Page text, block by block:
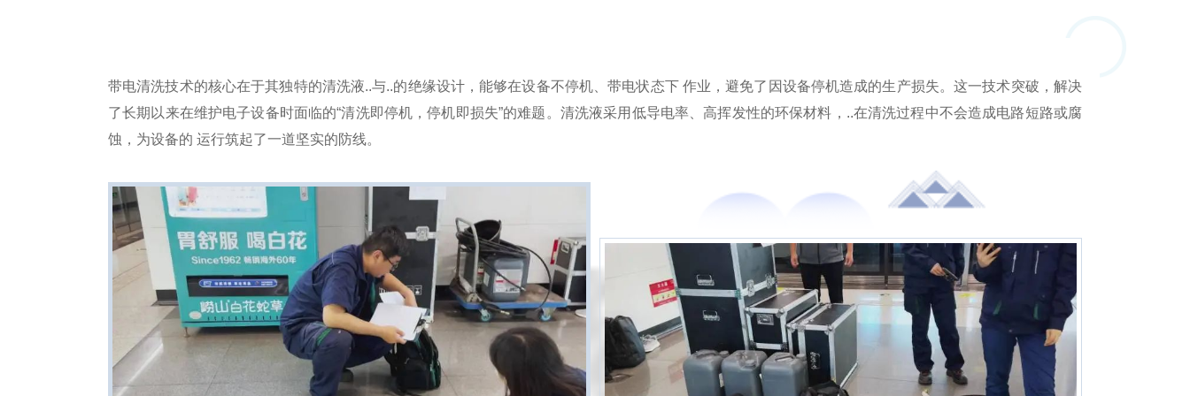
带电清洗技术的核心在于其独特的清洗液..与..的绝缘设计，能够在设备不停机、带电状态下 作业，避免了因设备停机造成的生产损失。这一技术突破，解决
了长期以来在维护电子设备时面临的“清洗即停机，停机即损失”的难题。清洗液采用低导电率、高挥发性的环保材料，..在清洗过程中不会造成电路短路或腐
蚀，为设备的 运行筑起了一道坚实的防线。